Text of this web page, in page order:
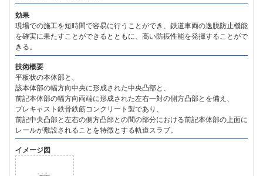
効果
現場での施工を短時間で容易に行うことができ、鉄道車両の逸脱防止機能
を確実に果たすことができるとともに、高い防振性能を発揮することがで
きる。
技術概要
平板状の本体部と、
該本体部の幅方向中央に形成された中央凸部と、
前記本体部の幅方向両端に形成された左右一対の側方凸部とを備え、
プレキャスト鉄骨鉄筋コンクリート製であり、
前記中央凸部と左右の側方凸部との間の部分における前記本体部の上面に
レールが敷設されることを特徴とする軌道スラブ。
イメージ図